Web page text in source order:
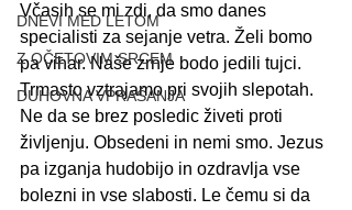
DNEVI MED LETOM
Z OČETOVIM SRCEM
DUHOVNA VPRAŠANJA
Včasih se mi zdi, da smo danes
specialisti za sejanje vetra. Želi bomo
pa vihar. Naše zrnje bodo jedili tujci.
Trmasto vztrajamo pri svojih slepotah.
Ne da se brez posledic živeti proti
življenju. Obsedeni in nemi smo. Jezus
pa izganja hudobijo in ozdravlja vse
bolezni in vse slabosti. Le čemu si da